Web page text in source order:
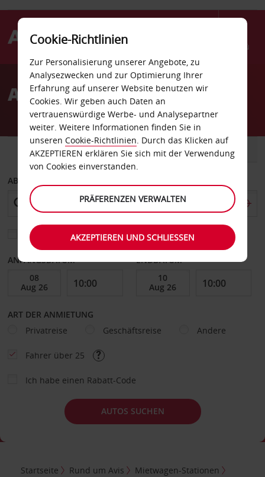
Menü
AvisAutovermietung Guam
FAHRZEUG TRANSPORTER
ABHOLEN VON
Eine andere Rückgabestation auswählen
ANFANGSDATUM ENDDATUM
ART DER ANMIETUNG
Privatreise
Geschäftsreise Andere
Fahrer über 25
Ich habe einen Rabatt-Code
AUTOS SUCHEN
Startseite Rund um Avis
Mietwagen-Stationen
Cookie-Richtlinien
Zur Personalisierung unserer Angebote, zu
Analysezwecken und zur Optimierung Ihrer
Erfahrung auf unserer Website benutzen wir
Cookies. Wir geben auch Daten an
vertrauenswürdige Werbe- und Analysepartner
weiter. Weitere Informationen finden Sie in
unseren Cookie-Richtlinien. Durch das Klicken auf
AKZEPTIEREN erklären Sie sich mit der Verwendung
von Cookies einverstanden.
PRÄFERENZEN VERWALTEN
AKZEPTIEREN UND SCHLIESSEN